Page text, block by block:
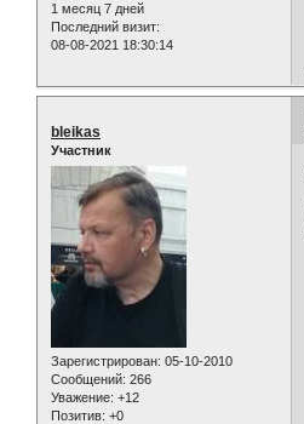
1 месяц 7 дней
Последний визит:
08-08-2021 18:30:14
bleikas
Участник
Зарегистрирован: 05-10-2010
Сообщений: 266
Уважение: +12
Позитив: +0